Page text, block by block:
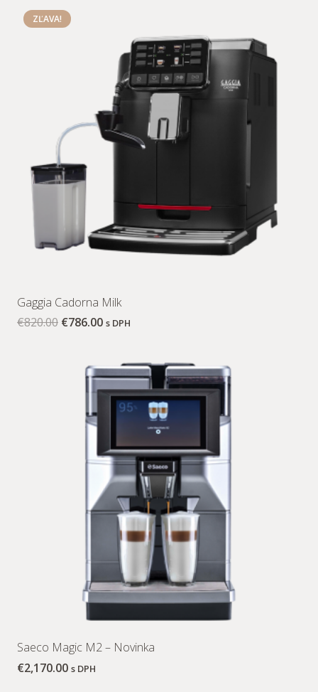
ZĽAVA!
Gaggia Cadorna Milk
€820.00 €786.00 s DPH
Saeco Magic M2 – Novinka
€2,170.00 s DPH